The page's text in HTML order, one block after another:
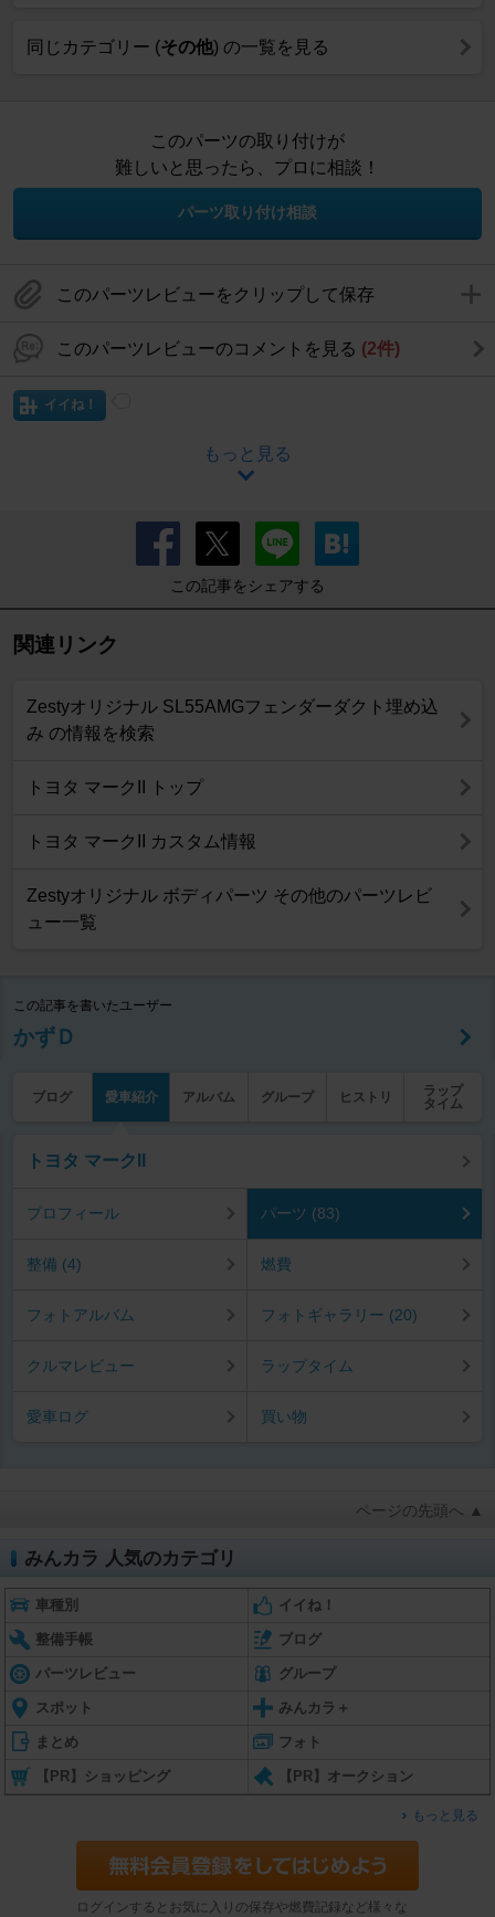
同じカテゴリー (その他) の一覧を見る
このパーツの取り付けが
難しいと思ったら、プロに相談！
パーツ取り付け相談
このパーツレビューをクリップして保存
このパーツレビューのコメントを見る (2件)
イイね！
もっと見る
この記事をシェアする
関連リンク
Zestyオリジナル SL55AMGフェンダーダクト埋め込
み の情報を検索
トヨタ マークII トップ
トヨタ マークII カスタム情報
Zestyオリジナル ボディパーツ その他のパーツレビ
ュー一覧
この記事を書いたユーザー
かずＤ
ブログ 愛車紹介 アルバム グループ ヒストリ
ラップ
タイム
トヨタ マークII
プロフィール パーツ (83)
整備 (4) 燃費
フォトアルバム フォトギャラリー (20)
クルマレビュー ラップタイム
愛車ログ 買い物
ページの先頭へ ▲
みんカラ 人気のカテゴリ
車種別 イイね！
整備手帳 ブログ
パーツレビュー グループ
スポット みんカラ＋
まとめ フォト
【PR】ショッピング 【PR】オークション
もっと見る
ログインするとお気に入りの保存や燃費記録など様々な